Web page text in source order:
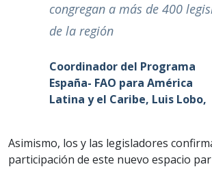
congregan a más de 400
de la región
Coordinador del Programa
España- FAO para América
Latina y el Caribe, Luis Lobo,
Asimismo, los y las legisladores
participación de este nuevo espacio